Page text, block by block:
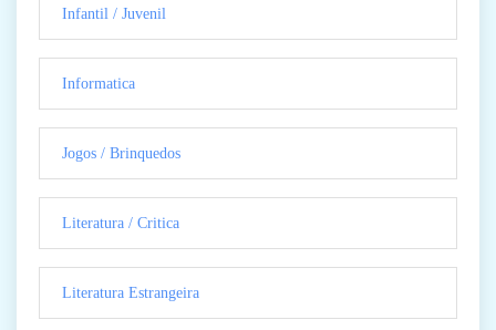
Infantil / Juvenil
Informatica
Jogos / Brinquedos
Literatura / Critica
Literatura Estrangeira